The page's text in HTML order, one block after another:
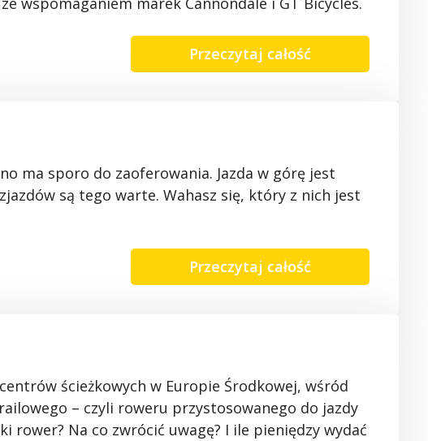
Przeczytaj całość
ma sporo do zaoferowania. Jazda w górę jest
zjazdów są tego warte. Wahasz się, który z nich jest
Przeczytaj całość
centrów ścieżkowych w Europie Środkowej, wśród
– czyli roweru przystosowanego do jazdy
rower? Na co zwrócić uwagę? I ile pieniędzy wydać